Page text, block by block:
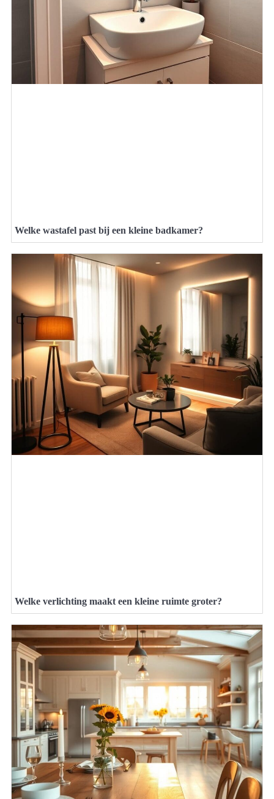
Welke wastafel past bij een kleine badkamer?
Welke verlichting maakt een kleine ruimte groter?